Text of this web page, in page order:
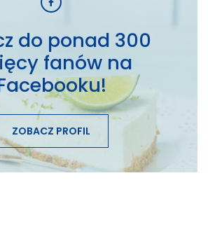
do ponad 300
fanów na
ZOBACZ PROFIL